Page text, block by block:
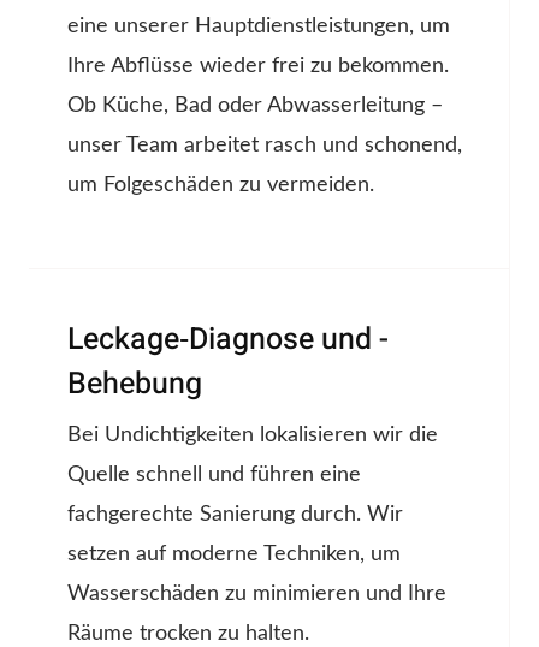
eine unserer Hauptdienstleistungen, um
Ihre Abflüsse wieder frei zu bekommen.
Ob Küche, Bad oder Abwasserleitung –
unser Team arbeitet rasch und schonend,
um Folgeschäden zu vermeiden.
Leckage‑Diagnose und -
Behebung
Bei Undichtigkeiten lokalisieren wir die
Quelle schnell und führen eine
fachgerechte Sanierung durch. Wir
setzen auf moderne Techniken, um
Wasserschäden zu minimieren und Ihre
Räume trocken zu halten.